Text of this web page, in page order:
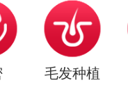
毛发种植